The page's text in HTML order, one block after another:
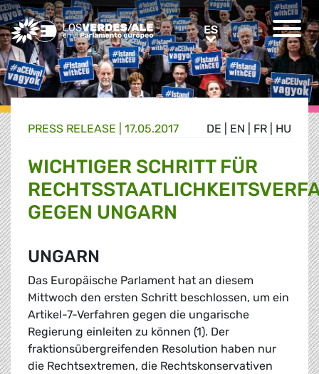
Greens/EFA Home ESES
DE EN FR HU
PRESS RELEASE | 17.05.2017
WICHTIGER SCHRITT FÜR
GEGEN UNGARN
UNGARN
Das Europäische Parlament hat an diesem
Mittwoch den ersten Schritt beschlossen, um ein
Artikel-7-Verfahren gegen die ungarische
Regierung einleiten zu können (1). Der
fraktionsübergreifenden Resolution haben nur
die Rechtsextremen, die Rechtskonservativen